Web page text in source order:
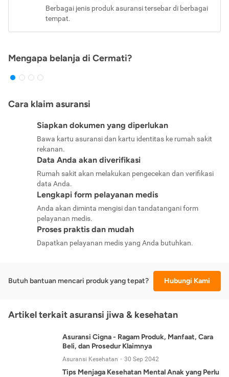
Berbagai jenis produk asuransi tersebar di berbagai
tempat.
Mengapa belanja di Cermati?
Cara klaim asuransi
Siapkan dokumen yang diperlukan
Bawa kartu asuransi dan kartu identitas ke rumah sakit
rekanan.
Data Anda akan diverifikasi
Rumah sakit akan melakukan pengecekan dan verifikasi
data Anda.
Lengkapi form pelayanan medis
Anda akan diminta mengisi dan tandatangani form
pelayanan medis.
Proses praktis dan mudah
Dapatkan pelayanan medis yang Anda butuhkan.
Butuh bantuan mencari produk yang tepat? Hubungi Kami
Artikel terkait asuransi jiwa & kesehatan
Asuransi Cigna - Ragam Produk, Manfaat, Cara
Beli, dan Prosedur Klaimnya
Asuransi Kesehatan 30 Sep 2042
Tips Menjaga Kesehatan Mental Anak yang Perlu